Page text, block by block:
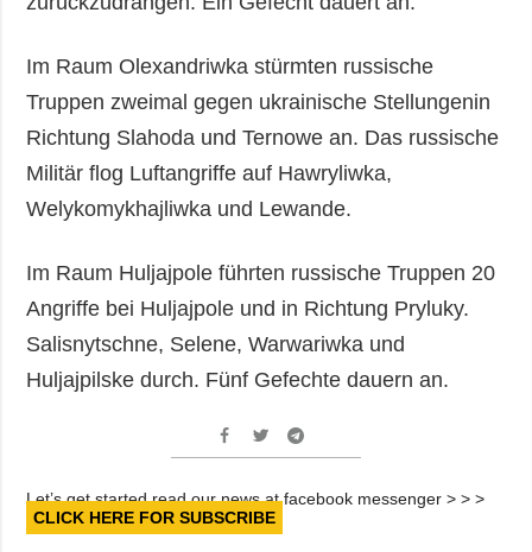
Im Raum Olexandriwka stürmten russische
Truppen zweimal gegen ukrainische Stellungenin
Richtung Slahoda und Ternowe an. Das russische
Militär flog Luftangriffe auf Hawryliwka,
Welykomykhajliwka und Lewande.
Im Raum Huljajpole führten russische Truppen 20
Angriffe bei Huljajpole und in Richtung Pryluky.
Salisnytschne, Selene, Warwariwka und
Huljajpilske durch. Fünf Gefechte dauern an.
Let’s get started read our news at facebook messenger > > >
CLICK HERE FOR SUBSCRIBE